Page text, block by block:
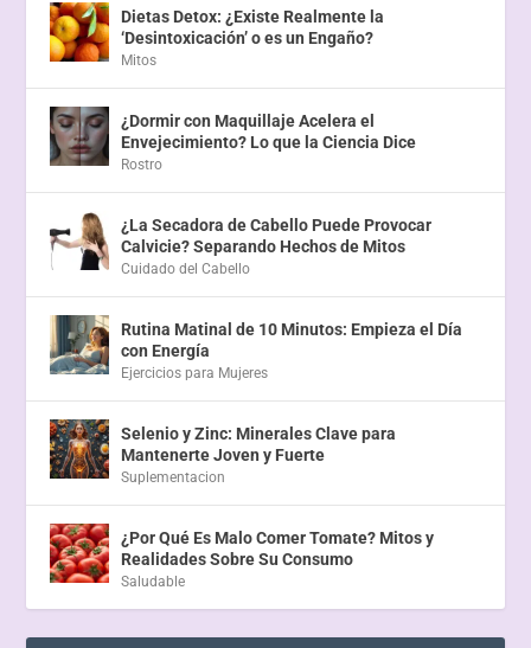
Dietas Detox: ¿Existe Realmente la
‘Desintoxicación’ o es un Engaño?
Mitos
¿Dormir con Maquillaje Acelera el
Envejecimiento? Lo que la Ciencia Dice
Rostro
¿La Secadora de Cabello Puede Provocar
Calvicie? Separando Hechos de Mitos
Cuidado del Cabello
Rutina Matinal de 10 Minutos: Empieza el Día
con Energía
Ejercicios para Mujeres
Selenio y Zinc: Minerales Clave para
Mantenerte Joven y Fuerte
Suplementacion
¿Por Qué Es Malo Comer Tomate? Mitos y
Realidades Sobre Su Consumo
Saludable